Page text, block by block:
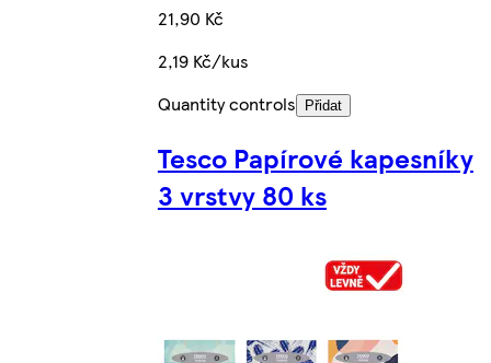
21,90 Kč
2,19 Kč/kus
Quantity controls
Přidat
Tesco Papírové kapesníky
3 vrstvy 80 ks